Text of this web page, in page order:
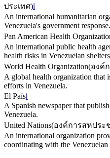
ประเทศ)ℹ️
An international humanitarian
Venezuela's government response.
Pan American Health
An international public health
health risks in Venezuelan
World Health Organization(องค์
A global health organization that
efforts in Venezuela.
El Paísℹ️
A Spanish newspaper that
Venezuela.
United Nations(องค์การสหประ
An international organization
coordinating with the Venezuelan